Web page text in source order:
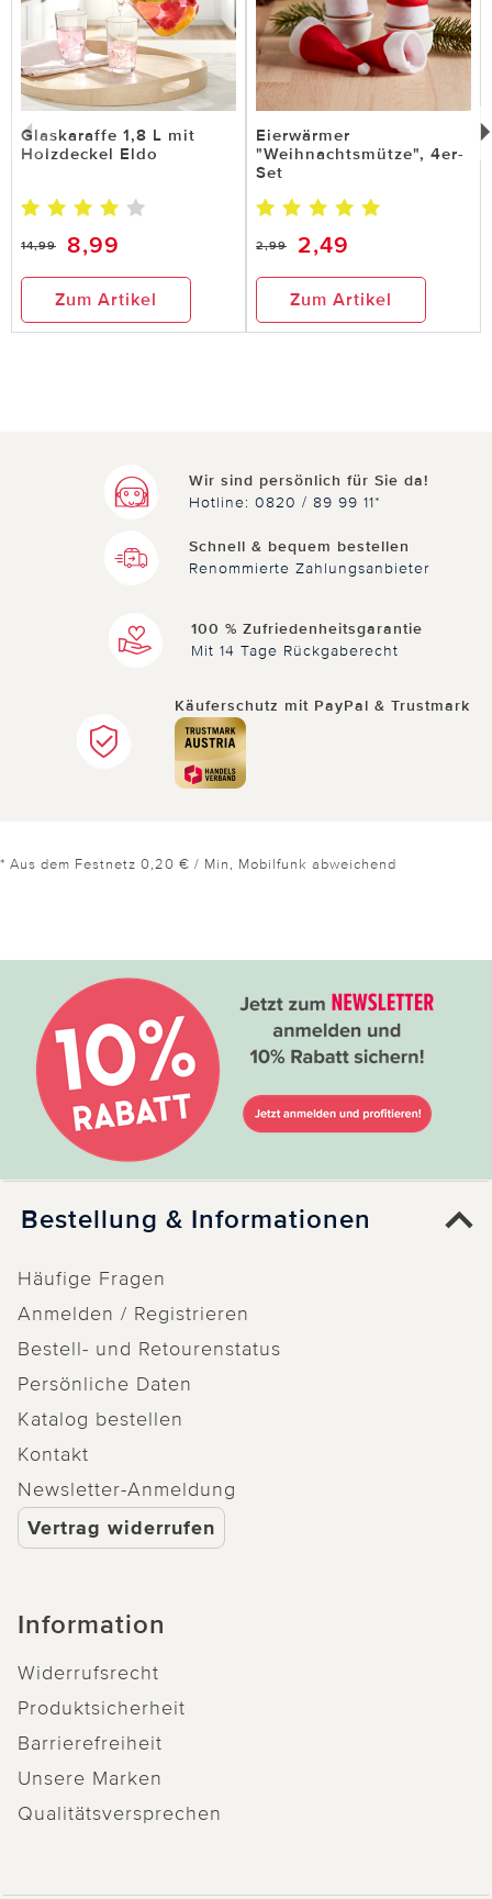
Glaskaraffe 1,8 L mit
Holzdeckel Eldo
14,99 8,99
Zum Artikel
Eierwärmer
"Weihnachtsmütze", 4er-
Set
2,99 2,49
Zum Artikel
Wir sind persönlich für Sie da!
Hotline: 0820 / 89 99 11*
Schnell & bequem bestellen
Renommierte Zahlungsanbieter
100 % Zufriedenheitsgarantie
Mit 14 Tage Rückgaberecht
Käuferschutz mit PayPal & Trustmark
* Aus dem Festnetz 0,20 € / Min, Mobilfunk abweichend
Bestellung & Informationen
Häufige Fragen
Anmelden / Registrieren
Bestell- und Retourenstatus
Persönliche Daten
Katalog bestellen
Kontakt
Newsletter-Anmeldung
Vertrag widerrufen
Information
Widerrufsrecht
Produktsicherheit
Barrierefreiheit
Unsere Marken
Qualitätsversprechen